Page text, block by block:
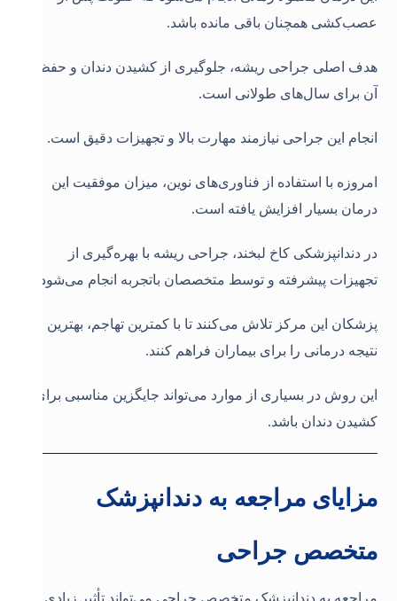
عصب‌کشی همچنان باقی مانده باشد.
هدف اصلی جراحی ریشه، جلوگیری از کشیدن دندان و حفظ
آن برای سال‌های طولانی است.
انجام این جراحی نیازمند مهارت بالا و تجهیزات دقیق است.
امروزه با استفاده از فناوری‌های نوین، میزان موفقیت این
درمان بسیار افزایش یافته است.
در دندانپزشکی کاخ لبخند، جراحی ریشه با بهره‌گیری از
تجهیزات پیشرفته و توسط متخصصان باتجربه انجام می‌شود.
پزشکان این مرکز تلاش می‌کنند تا با کمترین تهاجم، بهترین
نتیجه درمانی را برای بیماران فراهم کنند.
این روش در بسیاری از موارد می‌تواند جایگزین مناسبی برای
کشیدن دندان باشد.
مزایای مراجعه به دندانپزشک
متخصص جراحی
مراجعه به دندانپزشک متخصص جراحی می‌تواند تأثیر زیادی در